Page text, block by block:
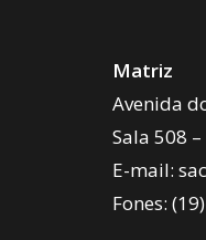
Matriz
Avenida
Sala 508
E-mail:
Fones: